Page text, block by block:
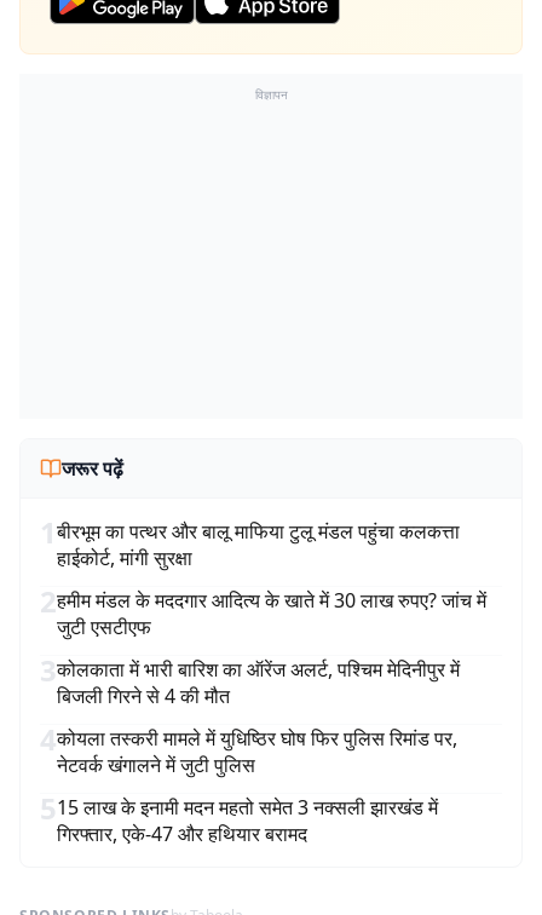
विज्ञापन
जरूर पढ़ें
1बीरभूम का पत्थर और बालू माफिया टुलू मंडल पहुंचा कलकत्ता
हाईकोर्ट, मांगी सुरक्षा
2हमीम मंडल के मददगार आदित्य के खाते में 30 लाख रुपए? जांच में
जुटी एसटीएफ
3कोलकाता में भारी बारिश का ऑरेंज अलर्ट, पश्चिम मेदिनीपुर में
बिजली गिरने से 4 की मौत
4कोयला तस्करी मामले में युधिष्ठिर घोष फिर पुलिस रिमांड पर,
नेटवर्क खंगालने में जुटी पुलिस
515 लाख के इनामी मदन महतो समेत 3 नक्सली झारखंड में
गिरफ्तार, एके-47 और हथियार बरामद